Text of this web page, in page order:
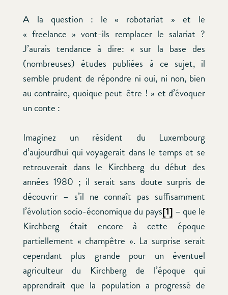
A la question : le « robotariat » et le
« freelance » vont-ils remplacer le salariat ?
J’aurais tendance à dire: « sur la base des
(nombreuses) études publiées à ce sujet, il
semble prudent de répondre ni oui, ni non, bien
au contraire, quoique peut-être ! » et d’évoquer
un conte :
Imaginez un résident du Luxembourg
d’aujourdhui qui voyagerait dans le temps et se
retrouverait dans le Kirchberg du début des
années 1980 ; il serait sans doute surpris de
découvrir – s’il ne connaît pas suffisamment
l’évolution socio-économique du pays[1] – que le
Kirchberg était encore à cette époque
partiellement « champêtre ». La surprise serait
cependant plus grande pour un éventuel
agriculteur du Kirchberg de l’époque qui
apprendrait que la population a progressé de